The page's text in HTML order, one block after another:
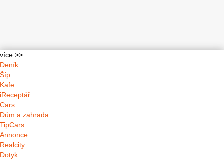
více >>
Deník
Šíp
Kafe
iReceptář
Cars
Dům a zahrada
TipCars
Annonce
Realcity
Dotyk